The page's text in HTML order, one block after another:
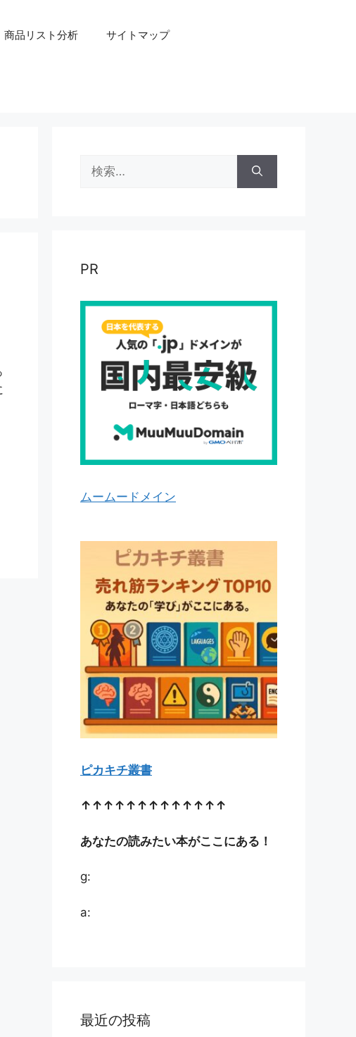
商品リスト分析 サイトマップ
索:
PR
ムームードメイン
ピカキチ叢書
↑↑↑↑↑↑↑↑↑↑↑↑↑
あなたの読みたい本がここにある！
g:
a:
最近の投稿